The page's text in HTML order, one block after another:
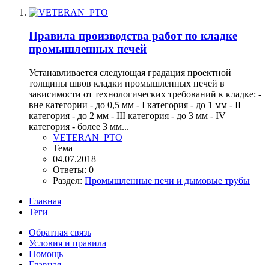
Правила производства работ по кладке
промышленных печей
Устанавливается следующая градация проектной
толщины швов кладки промышленных печей в
зависимости от технологических требований к кладке: -
вне категории - до 0,5 мм - I категория - до 1 мм - II
категория - до 2 мм - III категория - до 3 мм - IV
категория - более 3 мм...
VETERAN_PTO
Тема
04.07.2018
Ответы: 0
Раздел: Промышленные печи и дымовые трубы
Главная
Теги
Обратная связь
Условия и правила
Помощь